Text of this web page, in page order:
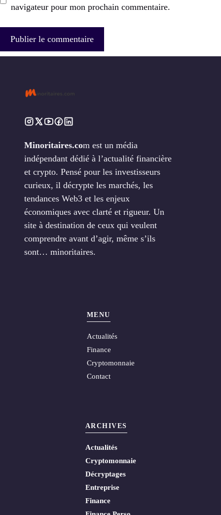
navigateur pour mon prochain commentaire.
Minoritaires.com est un média
indépendant dédié à l’actualité financière
et crypto. Pensé pour les investisseurs
curieux, il décrypte les marchés, les
tendances Web3 et les enjeux
économiques avec clarté et rigueur. Un
site à destination de ceux qui veulent
comprendre avant d’agir, même s’ils
sont… minoritaires.
MENU
Actualités
Finance
Cryptomonnaie
Contact
ARCHIVES
Actualités
Cryptomonnaie
Décryptages
Entreprise
Finance